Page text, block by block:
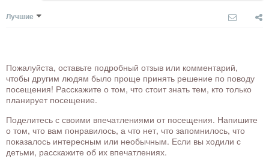
Лучшие
Пожалуйста, оставьте подробный отзыв или комментарий,
чтобы другим людям было проще принять решение по поводу
посещения! Расскажите о том, что стоит знать тем, кто только
планирует посещение.
Поделитесь с своими впечатлениями от посещения. Напишите
о том, что вам понравилось, а что нет, что запомнилось, что
показалось интересным или необычным. Если вы ходили с
детьми, расскажите об их впечатлениях.